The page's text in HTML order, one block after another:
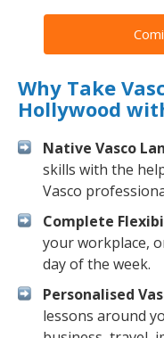
Why Take
Hollywood
Native Vasco
skills with the
Vasco
Complete
your workplace,
day of the week.
Personalised
lessons around